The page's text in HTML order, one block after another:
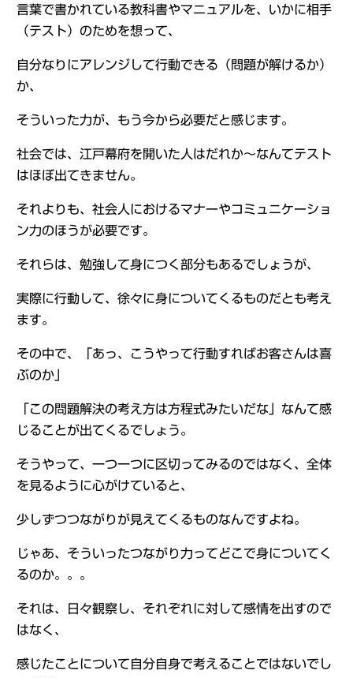
言葉で書かれている教科書やマニュアルを、いかに相手
（テスト）のためを想って、
自分なりにアレンジして行動できる（問題が解けるか）
か、
そういった力が、もう今から必要だと感じます。
社会では、江戸幕府を開いた人はだれか～なんてテスト
はほぼ出てきません。
それよりも、社会人におけるマナーやコミュニケーショ
ン力のほうが必要です。
それらは、勉強して身につく部分もあるでしょうが、
実際に行動して、徐々に身についてくるものだとも考え
ます。
その中で、「あっ、こうやって行動すればお客さんは喜
ぶのか」
「この問題解決の考え方は方程式みたいだな」なんて感
じることが出てくるでしょう。
そうやって、一つ一つに区切ってみるのではなく、全体
を見るように心がけていると、
少しずつつながりが見えてくるものなんですよね。
じゃあ、そういったつながり力ってどこで身についてく
るのか。。。
それは、日々観察し、それぞれに対して感情を出すので
はなく、
感じたことについて自分自身で考えることではないでし